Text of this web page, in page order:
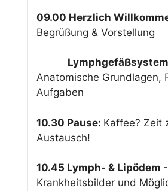
09.00 Herzlich
Begrüßung & Vorstellung
Lymphgefäßsystem
Anatomische Grundlagen,
Aufgaben
10.30 Pause: Kaffee? Zeit
Austausch!
10.45 Lymph- & Lipödem -
Krankheitsbilder und